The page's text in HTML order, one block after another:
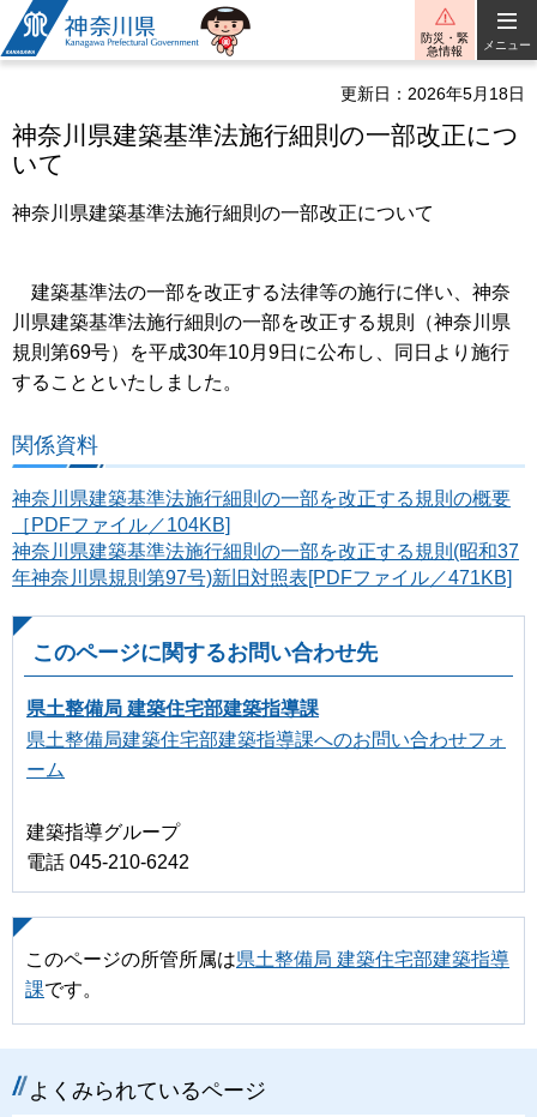
神奈川県
防災・緊
急情報
メニュー
更新日：2026年5月18日
神奈川県建築基準法施行細則の一部改正につ
いて
神奈川県建築基準法施行細則の一部改正について
建築基準法の一部を改正する法律等の施行に伴い、神奈
川県建築基準法施行細則の一部を改正する規則（神奈川県
規則第69号）を平成30年10月9日に公布し、同日より施行
することといたしました。
関係資料
神奈川県建築基準法施行細則の一部を改正する規則の概要
［PDFファイル／104KB]
神奈川県建築基準法施行細則の一部を改正する規則(昭和37
年神奈川県規則第97号)新旧対照表[PDFファイル／471KB]
このページに関するお問い合わせ先
県土整備局 建築住宅部建築指導課
県土整備局建築住宅部建築指導課へのお問い合わせフォ
ーム
建築指導グループ
電話 045-210-6242
このページの所管所属は県土整備局 建築住宅部建築指導
課です。
よくみられているページ